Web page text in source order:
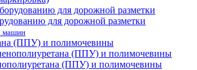
для дорожной разметки
машин
(ППУ) и полимочевины
(ППУ) и полимочевины